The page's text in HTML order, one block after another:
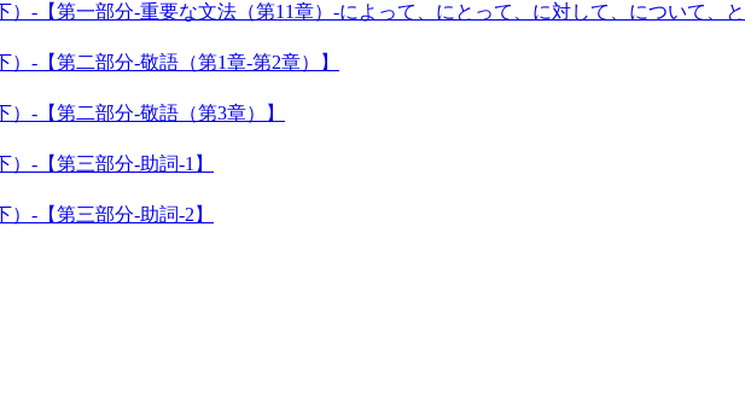
）-【第一部分-重要な文法（第11章）-によって、にとって、に対して、について、
）-【第二部分-敬語（第1章-第2章）】
）-【第二部分-敬語（第3章）】
）-【第三部分-助詞-1】
）-【第三部分-助詞-2】